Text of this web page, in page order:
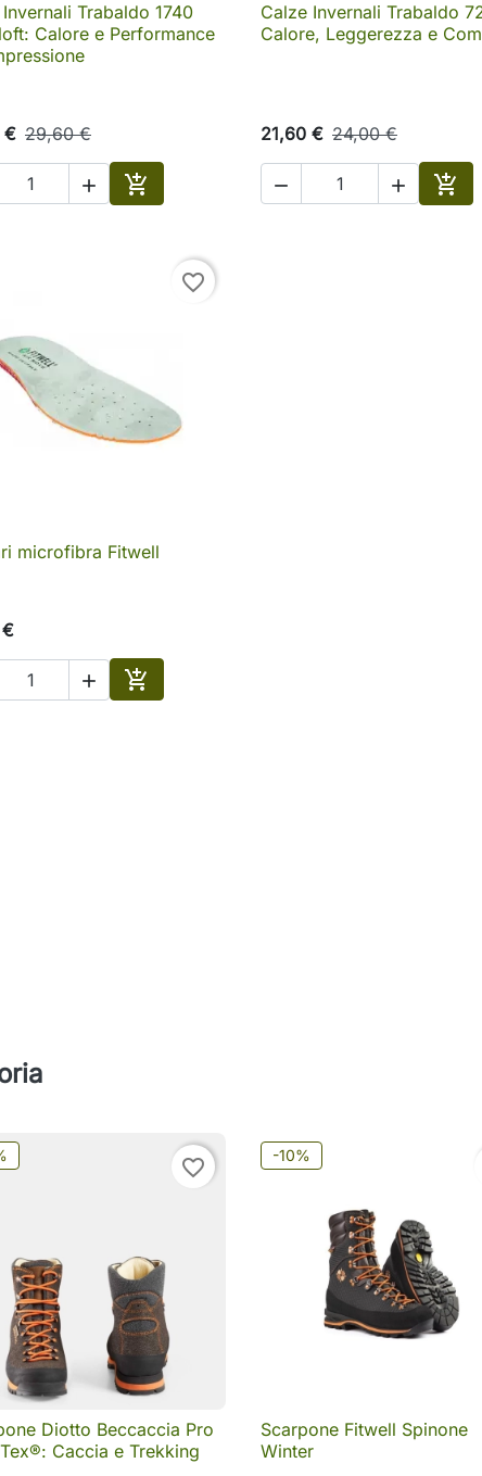
 Anteprima
Trabaldo 1740
Calore e Performance
€ 29,60 €
 
Aggiungi al carrello
 Anteprima
Calze Invernali Trabaldo
Calore, Leggerezza e
21,60 € 24,00 €
  
favorite_border
 Anteprima
microfibra Fitwell
€
 
Aggiungi al carrello
favorite_border
 Anteprima
Diotto Beccaccia Pro
Caccia e Trekking
-10%
 Anteprima
Scarpone Fitwell Spinone
Winter